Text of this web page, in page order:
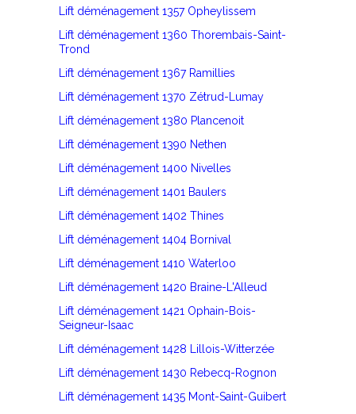
Lift déménagement 1357 Opheylissem
Lift déménagement 1360 Thorembais-Saint-
Trond
Lift déménagement 1367 Ramillies
Lift déménagement 1370 Zétrud-Lumay
Lift déménagement 1380 Plancenoit
Lift déménagement 1390 Nethen
Lift déménagement 1400 Nivelles
Lift déménagement 1401 Baulers
Lift déménagement 1402 Thines
Lift déménagement 1404 Bornival
Lift déménagement 1410 Waterloo
Lift déménagement 1420 Braine-L'Alleud
Lift déménagement 1421 Ophain-Bois-
Seigneur-Isaac
Lift déménagement 1428 Lillois-Witterzée
Lift déménagement 1430 Rebecq-Rognon
Lift déménagement 1435 Mont-Saint-Guibert